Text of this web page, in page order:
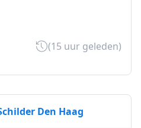
(15 uur geleden)
Den Haag